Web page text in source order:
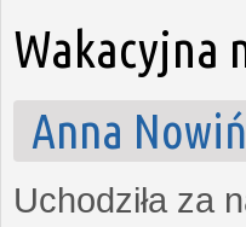
Wakacyjna
Anna
Uchodziła za